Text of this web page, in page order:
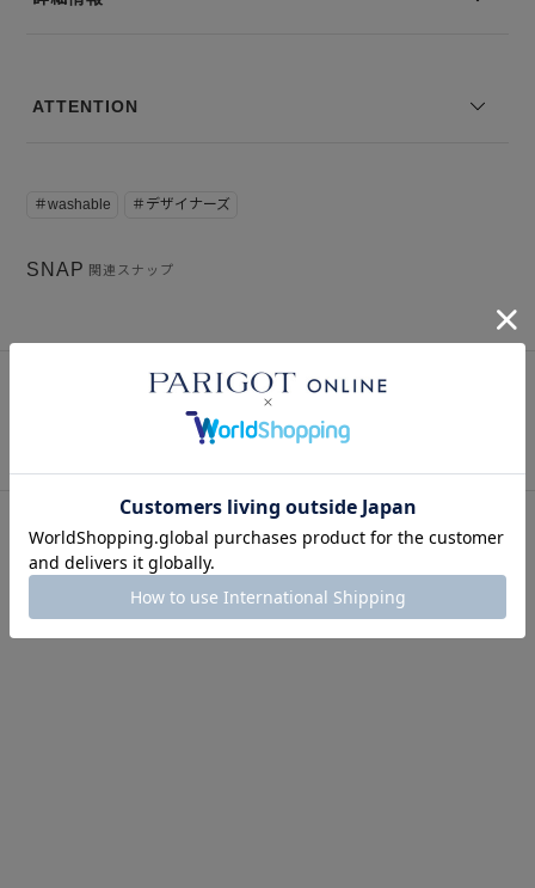
ATTENTION
＃washable ＃デザイナーズ
SNAP 関連スナップ
このアイテムを見た人はこの商品もチェックしています